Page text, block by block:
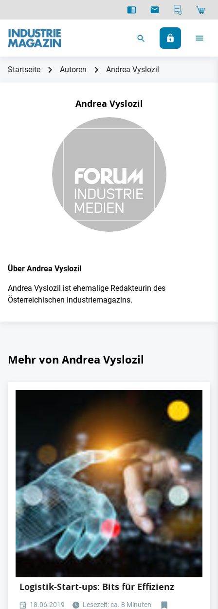
Startseite Autoren Andrea Vyslozil
Andrea Vyslozil
Über Andrea Vyslozil
Andrea Vyslozil ist ehemalige Redakteurin des
Österreichischen Industriemagazins.
Mehr von Andrea Vyslozil
Logistik-Start-ups: Bits für Effizienz
18.06.2019 Lesezeit: ca. 8 Minuten